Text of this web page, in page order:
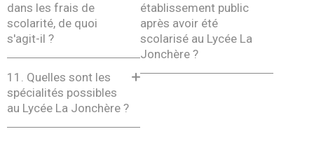
dans les frais de
scolarité, de quoi
s'agit-il ?
11. Quelles sont les
spécialités possibles
au Lycée La Jonchère ?
établissement public
après avoir été
scolarisé au Lycée La
Jonchère ?